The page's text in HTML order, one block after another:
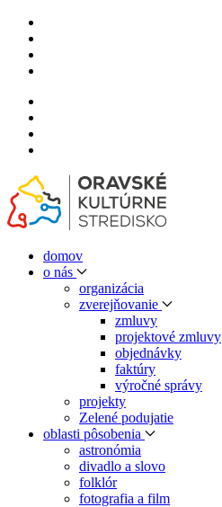
domov
o nás
organizácia
zverejňovanie
zmluvy
projektové zmluvy
objednávky
faktúry
výročné správy
projekty
Zelené podujatie
oblasti pôsobenia
astronómia
divadlo a slovo
folklór
fotografia a film